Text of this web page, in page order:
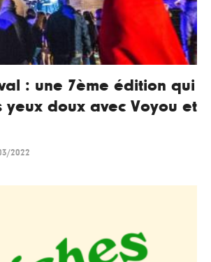
: une 7ème édition qui
yeux doux avec Voyou et
2022